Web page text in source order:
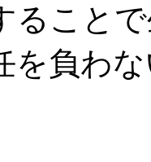
ること
を負わ